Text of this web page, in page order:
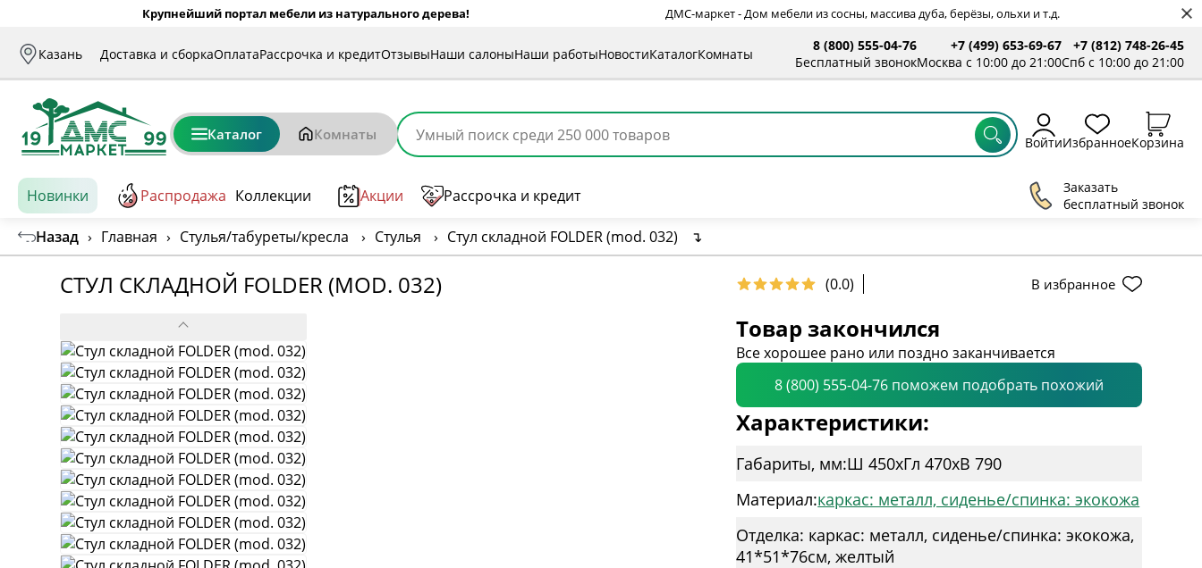
Крупнейший портал мебели из натурального дерева! ДМС-маркет - Дом мебели из сосны, массива дуба, берёзы, ольхи и т.д.
Казань Доставка и сборкаОплатаРассрочка и кредитОтзывыНаши салоныНаши работыНовостиКаталогКомнаты
8 (800) 555-04-76
Бесплатный звонок
+7 (499) 653-69-67
Москва с 10:00 до 21:00
+7 (812) 748-26-45
Спб с 10:00 до 21:00
Каталог Комнаты ВойтиИзбранноеКорзина
Новинки Распродажа Коллекции Акции Рассрочка и кредит
Заказать
бесплатный звонок
Назад › Главная › Стулья/табуреты/кресла › Стулья › Стул складной FOLDER (mod. 032) ↴
СТУЛ СКЛАДНОЙ FOLDER (MOD. 032) (0.0) В избранное
Товар закончился
Все хорошее рано или поздно заканчивается
8 (800) 555-04-76 поможем подобрать похожий
Характеристики:
Габариты, мм:Ш 450xГл 470xВ 790
Материал:каркас: металл, сиденье/спинка: экокожа
Отделка: каркас: металл, сиденье/спинка: экокожа,
41*51*76см, желтый